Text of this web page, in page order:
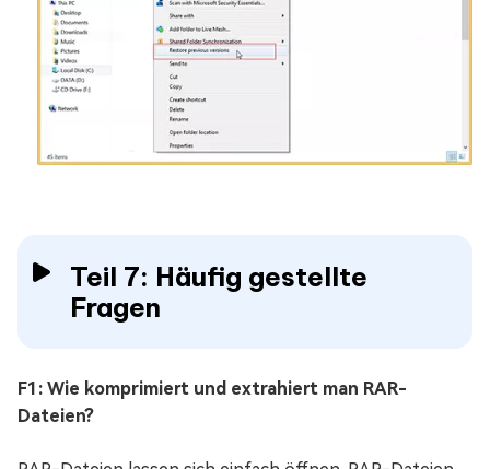
Teil 7: Häufig gestellte
Fragen
F1: Wie komprimiert und extrahiert man RAR-
Dateien?